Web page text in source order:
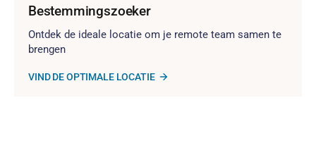
Bestemmingszoeker
Ontdek de ideale locatie om je remote team samen te
brengen
VIND DE OPTIMALE LOCATIE